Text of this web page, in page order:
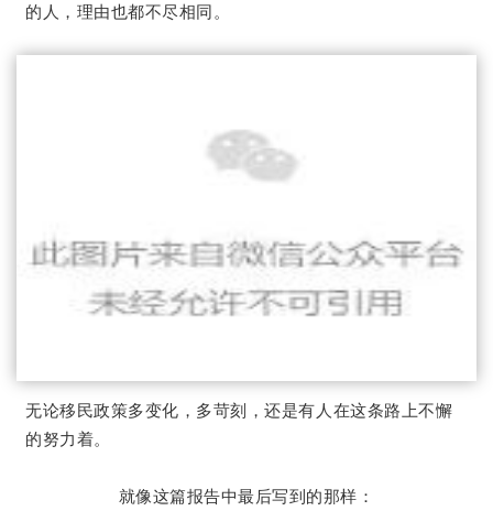
的人，理由也都不尽相同。
无论移民政策多变化，多苛刻，还是有人在这条路上不懈
的努力着。
就像这篇报告中最后写到的那样：